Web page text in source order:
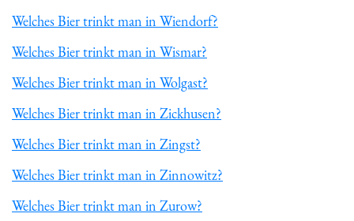
Welches Bier trinkt man in Wiendorf?
Welches Bier trinkt man in Wismar?
Welches Bier trinkt man in Wolgast?
Welches Bier trinkt man in Zickhusen?
Welches Bier trinkt man in Zingst?
Welches Bier trinkt man in Zinnowitz?
Welches Bier trinkt man in Zurow?